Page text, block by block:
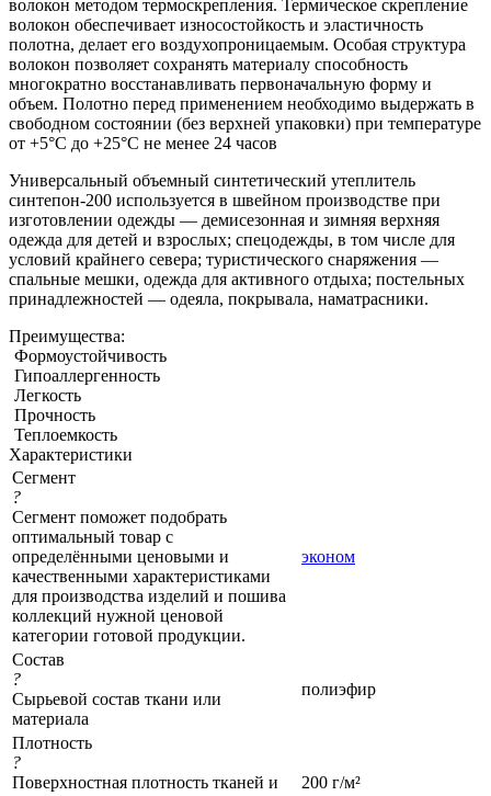
волокон методом термоскрепления. Термическое скрепление
волокон обеспечивает износостойкость и эластичность
полотна, делает его воздухопроницаемым. Особая структура
волокон позволяет сохранять материалу способность
многократно восстанавливать первоначальную форму и
объем. Полотно перед применением необходимо выдержать в
свободном состоянии (без верхней упаковки) при температуре
от +5°С до +25°С не менее 24 часов
Универсальный объемный синтетический утеплитель
синтепон-200 используется в швейном производстве при
изготовлении одежды — демисезонная и зимняя верхняя
одежда для детей и взрослых; спецодежды, в том числе для
условий крайнего севера; туристического снаряжения —
спальные мешки, одежда для активного отдыха; постельных
принадлежностей — одеяла, покрывала, наматрасники.
Преимущества:
Формоустойчивость
Гипоаллергенность
Легкость
Прочность
Теплоемкость
Характеристики
Сегмент
?
Сегмент поможет подобрать
оптимальный товар с
определёнными ценовыми и
качественными характеристиками
для производства изделий и пошива
коллекций нужной ценовой
категории готовой продукции.
эконом
Состав
?
Сырьевой состав ткани или
материала
полиэфир
Плотность
?
Поверхностная плотность тканей и
200 г/м²